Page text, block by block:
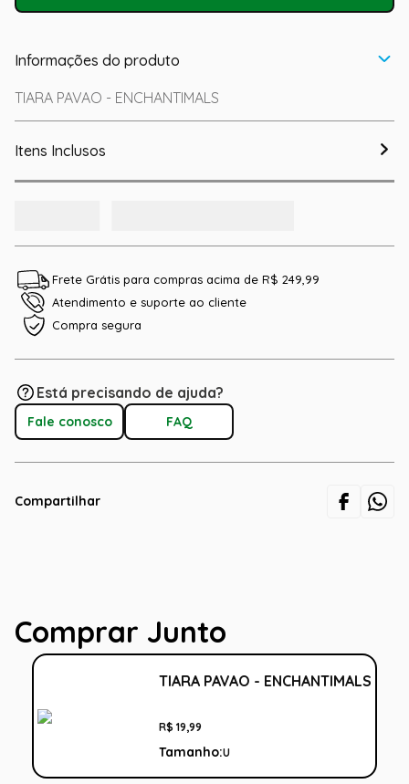
Informações do produto
TIARA PAVAO - ENCHANTIMALS
Itens Inclusos
Frete Grátis para compras acima de R$ 249,99
Atendimento e suporte ao cliente
Compra segura
Está precisando de ajuda?
Fale conosco FAQ
Compartilhar
Comprar Junto
TIARA PAVAO - ENCHANTIMALS
R$ 19,99
Tamanho:U